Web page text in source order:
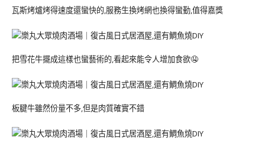
瓦斯烤爐烤得速度還蠻快的,服務生換烤網也換得蠻勤,值得嘉獎
把雪花牛擺成這樣也蠻藝術的,看起來能令人增加食欲🤤
板腱牛雖然份量不多,但是肉質確實不錯